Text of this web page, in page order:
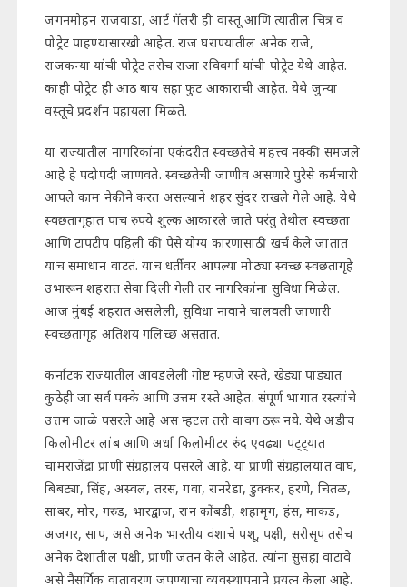
जगनमोहन राजवाडा, आर्ट गॅलरी ही वास्तू आणि त्यातील चित्र व
पोट्रेट पाहण्यासारखी आहेत. राज घराण्यातील अनेक राजे,
राजकन्या यांची पोट्रेट तसेच राजा रविवर्मा यांची पोट्रेट येथे आहेत.
काही पोट्रेट ही आठ बाय सहा फुट आकाराची आहेत. येथे जुन्या
वस्तूचे प्रदर्शन पहायला मिळते.
या राज्यातील नागरिकांना एकंदरीत स्वच्छतेचे महत्त्व नक्की समजले
आहे हे पदोपदी जाणवते. स्वच्छतेची जाणीव असणारे पुरेसे कर्मचारी
आपले काम नेकीने करत असल्याने शहर सुंदर राखले गेले आहे. येथे
स्वछतागृहात पाच रुपये शुल्क आकारले जाते परंतु तेथील स्वच्छता
आणि टापटीप पहिली की पैसे योग्य कारणासाठी खर्च केले जातात
याच समाधान वाटतं. याच धर्तीवर आपल्या मोठ्या स्वच्छ स्वछतागृहे
उभारून शहरात सेवा दिली गेली तर नागरिकांना सुविधा मिळेल.
आज मुंबई शहरात असलेली, सुविधा नावाने चालवली जाणारी
स्वच्छतागृह अतिशय गलिच्छ असतात.
कर्नाटक राज्यातील आवडलेली गोष्ट म्हणजे रस्ते, खेड्या पाड्यात
कुठेही जा सर्व पक्के आणि उत्तम रस्ते आहेत. संपूर्ण भागात रस्त्यांचे
उत्तम जाळे पसरले आहे अस म्हटल तरी वावग ठरू नये. येथे अडीच
किलोमीटर लांब आणि अर्धा किलोमीटर रुंद एवढ्या पट्ट्यात
चामराजेंद्रा प्राणी संग्रहालय पसरले आहे. या प्राणी संग्रहालयात वाघ,
बिबट्या, सिंह, अस्वल, तरस, गवा, रानरेडा, डुक्कर, हरणे, चितळ,
सांबर, मोर, गरुड, भारद्वाज, रान कोंबडी, शहामृग, हंस, माकड,
अजगर, साप, असे अनेक भारतीय वंशाचे पशू, पक्षी, सरीसृप तसेच
अनेक देशातील पक्षी, प्राणी जतन केले आहेत. त्यांना सुसह्य वाटावे
असे नैसर्गिक वातावरण जपण्याचा व्यवस्थापनाने प्रयत्न केला आहे.